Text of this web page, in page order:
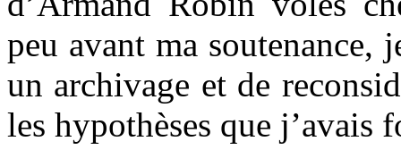
peu avant ma soutenance,
un archivage et de
les hypothèses que j’avais